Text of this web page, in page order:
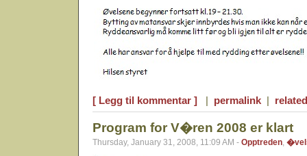
[ Legg til kommentar ] | permalink |
Program for V�ren 2008 er klart
Thursday, January 31, 2008, 11:09 AM - Opptreden,